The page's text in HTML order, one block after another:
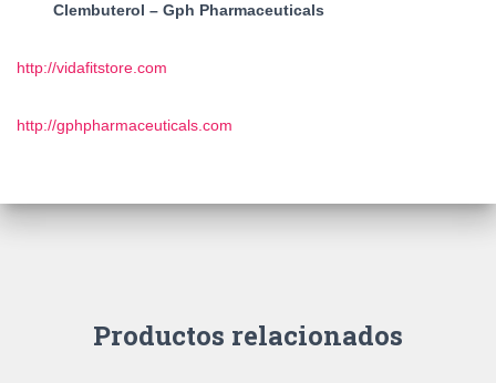
Clembuterol – Gph Pharmaceuticals
http://vidafitstore.com
http://gphpharmaceuticals.com
Productos relacionados